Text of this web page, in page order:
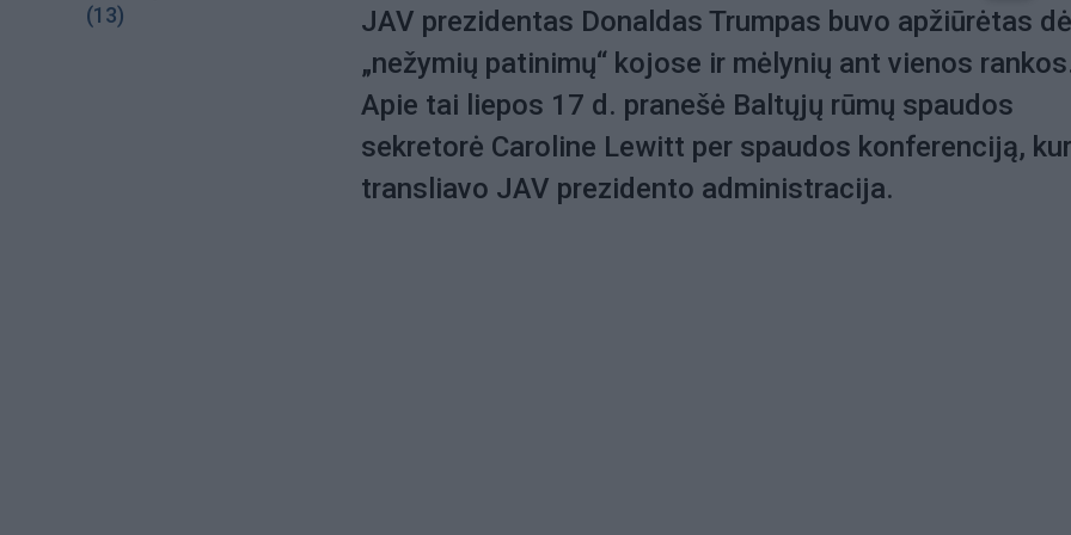
(13)
JAV prezidentas Donaldas Trumpas buvo apžiūrėtas dėl
„nežymių patinimų“ kojose ir mėlynių ant vienos
Apie tai liepos 17 d. pranešė Baltųjų rūmų spaudos
sekretorė Caroline Lewitt per spaudos konferenciją,
transliavo JAV prezidento administracija.